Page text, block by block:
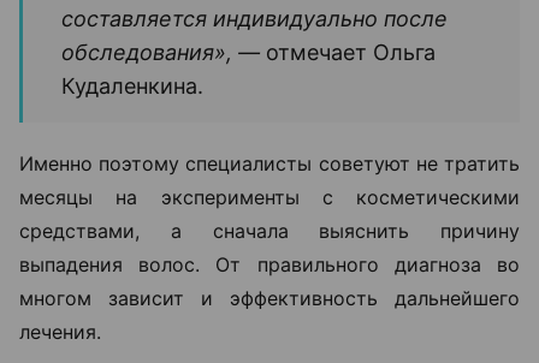
составляется индивидуально после
обследования», — отмечает Ольга
Кудаленкина.
Именно поэтому специалисты советуют не тратить
месяцы на эксперименты с косметическими
средствами, а сначала выяснить причину
выпадения волос. От правильного диагноза во
многом зависит и эффективность дальнейшего
лечения.